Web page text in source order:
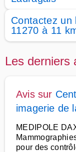
Contactez un
11270 à 11
Les derniers
Avis sur
imagerie de
MEDIPOLE
pour des